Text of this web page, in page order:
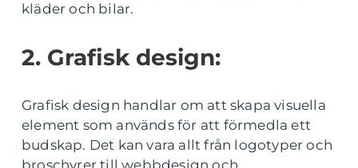
kläder och bilar.
2. Grafisk design:
Grafisk design handlar om att skapa visuella
element som används för att förmedla ett
budskap. Det kan vara allt från logotyper och